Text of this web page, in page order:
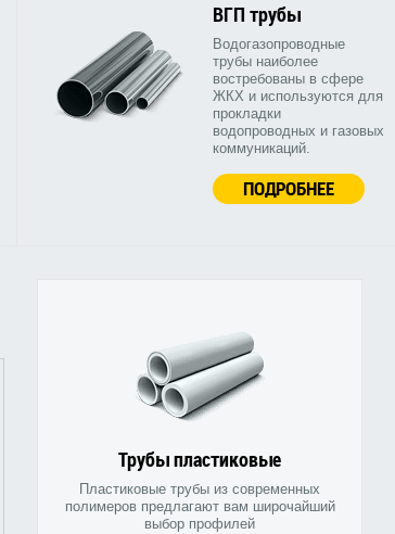
ВГП трубы
Водогазопроводные
трубы наиболее
востребованы в сфере
ЖКХ и используются для
прокладки
водопроводных и газовых
коммуникаций.
ПОДРОБНЕЕ
Трубы пластиковые
Пластиковые трубы из современных
полимеров предлагают вам широчайший
выбор профилей